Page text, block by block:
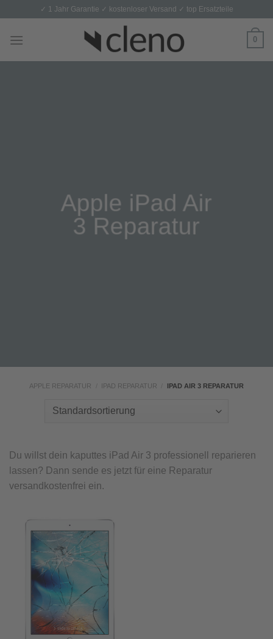
content
✓ 1 Jahr Garantie ✓ kostenloser Versand ✓ top Ersatzteile
0
Apple iPad Air
3 Reparatur
APPLE REPARATUR IPAD REPARATUR IPAD AIR 3 REPARATUR
Du willst dein kaputtes iPad Air 3 professionell reparieren
lassen? Dann sende es jetzt für eine Reparatur
versandkostenfrei ein.